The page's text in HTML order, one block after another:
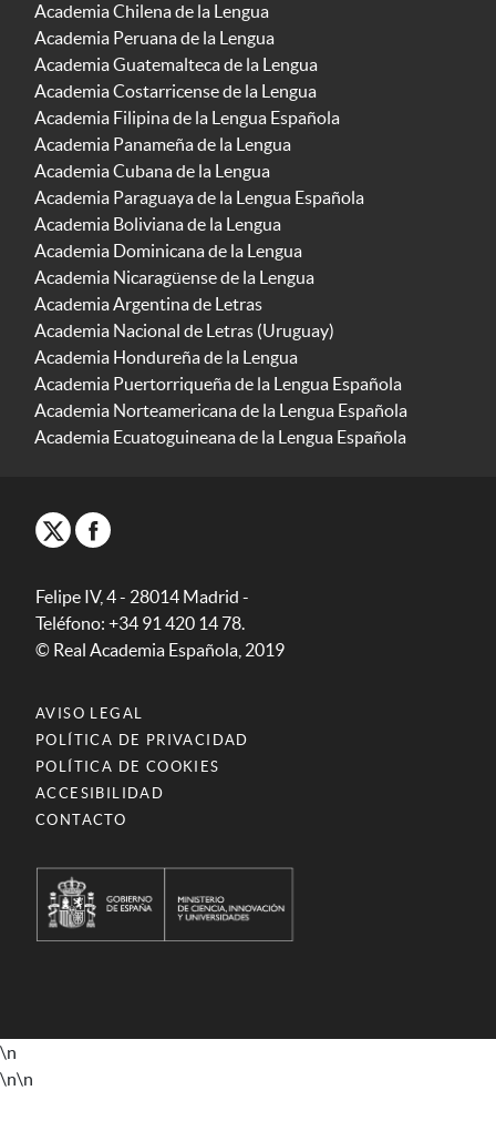
Academia Chilena de la Lengua
Academia Peruana de la Lengua
Academia Guatemalteca de la Lengua
Academia Costarricense de la Lengua
Academia Filipina de la Lengua Española
Academia Panameña de la Lengua
Academia Cubana de la Lengua
Academia Paraguaya de la Lengua Española
Academia Boliviana de la Lengua
Academia Dominicana de la Lengua
Academia Nicaragüense de la Lengua
Academia Argentina de Letras
Academia Nacional de Letras (Uruguay)
Academia Hondureña de la Lengua
Academia Puertorriqueña de la Lengua Española
Academia Norteamericana de la Lengua Española
Academia Ecuatoguineana de la Lengua Española
Felipe IV, 4 - 28014 Madrid -
Teléfono: +34 91 420 14 78.
© Real Academia Española, 2019
AVISO LEGAL
POLÍTICA DE PRIVACIDAD
POLÍTICA DE COOKIES
ACCESIBILIDAD
CONTACTO
\n
\n\n